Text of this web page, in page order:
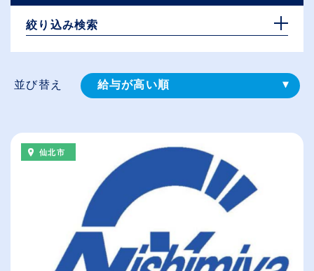
絞り込み検索
並び替え 給与が高い順
従業員が多い順
休日数が多い順
仙北市